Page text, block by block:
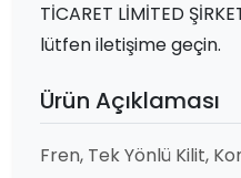
TİCARET LİMİTED
lütfen iletişime geçin.
Ürün Açıklaması
Fren, Tek Yönlü Kilit,